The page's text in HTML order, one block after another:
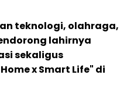
teknologi, olahraga,
lahirnya
sekaligus
x Smart Life" di